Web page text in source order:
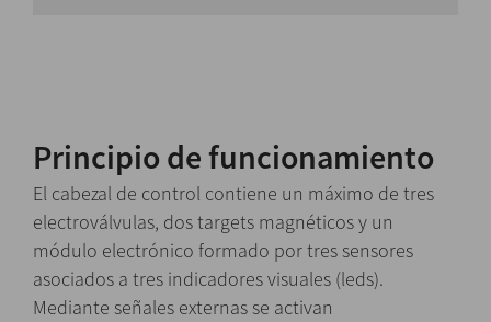
Principio de funcionamiento
El cabezal de control contiene un máximo de tres
electroválvulas, dos targets magnéticos y un
módulo electrónico formado por tres sensores
asociados a tres indicadores visuales (leds).
Mediante señales externas se activan